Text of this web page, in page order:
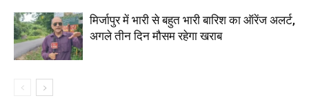
मिर्जापुर में भारी से बहुत भारी बारिश का ऑरेंज अलर्ट,
अगले तीन दिन मौसम रहेगा खराब